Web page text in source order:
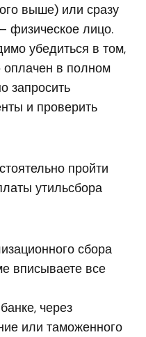
выше) или сразу
физическое лицо.
убедиться в том,
оплачен в полном
запросить
и проверить
пройти
утильсбора
сбора
вписываете все
через
или таможенного